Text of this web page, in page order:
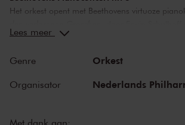
Het orkest opent met Beethovens virtuoze
een vrolijke, Rossini-achtige concertouverture.
de toonsoort c-klein voor zijn meest extraverte
pianoconcertis daarop geen uitzondering. De
Lees meer
Genre Orkest
Organisator Nederlands